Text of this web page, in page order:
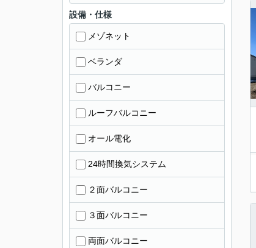
設備・仕様
メゾネット
ベランダ
バルコニー
ルーフバルコニー
オール電化
24時間換気システム
２面バルコニー
３面バルコニー
両面バルコニー